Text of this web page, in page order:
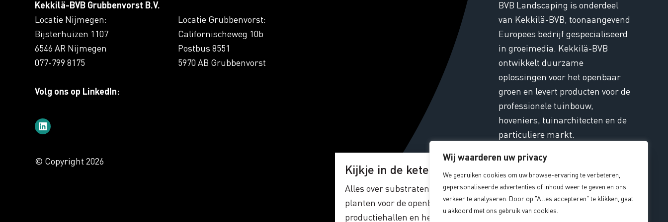
Wij waarderen uw privacy
We gebruiken cookies om uw browse-ervaring te verbeteren,
gepersonaliseerde advertenties of inhoud weer te geven en ons
verkeer te analyseren. Door op "Alles accepteren" te klikken, gaat
u akkoord met ons gebruik van cookies.
Kekkilä-BVB Grubbenvorst B.V.
Locatie Nijmegen:
Bijsterhuizen 1107
6546 AR Nijmegen
077-799 8175
Volg ons op LinkedIn:
Locatie Grubbenvorst:
Californischeweg 10b
Postbus 8551
5970 AB Grubbenvorst
© Copyright 2026
BVB Landscaping is onderdeel
van Kekkilä-BVB, toonaangevend
Europees bedrijf gespecialiseerd
in groeimedia. Kekkilä-BVB
ontwikkelt duurzame
oplossingen voor het openbaar
groen en levert producten voor de
professionele tuinbouw,
hoveniers, tuinarchitecten en de
particuliere markt.
Contact
Alg. Voorwaarden|Privacy
Kijkje in de keten!
Alles over substraten, grondstoffen, waterinfiltratie en duurzame
planten voor de openbare ruimte. Met rondleidingen door de
productiehallen en het laboratorium. Kortom, een echt kijkje in de keten!